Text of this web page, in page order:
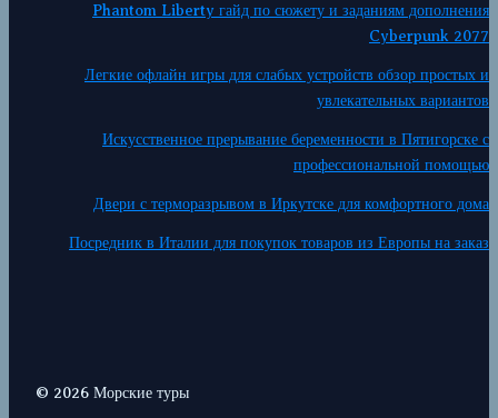
Phantom Liberty гайд по сюжету и заданиям дополнения
Cyberpunk 2077
Легкие офлайн игры для слабых устройств обзор простых и
увлекательных вариантов
Искусственное прерывание беременности в Пятигорске с
профессиональной помощью
Двери с терморазрывом в Иркутске для комфортного дома
Посредник в Италии для покупок товаров из Европы на заказ
© 2026 Морские туры